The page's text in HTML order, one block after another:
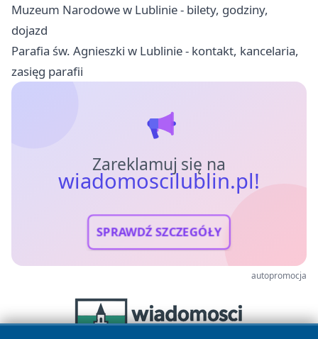
Muzeum Narodowe w Lublinie - bilety, godziny,
dojazd
Parafia św. Agnieszki w Lublinie - kontakt, kancelaria,
zasięg parafii
Zareklamuj się na
wiadomoscilublin.pl!
SPRAWDŹ SZCZEGÓŁY
autopromocja